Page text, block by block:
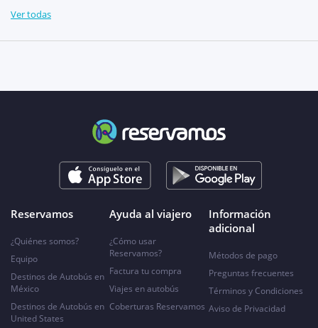
Ver todas
Reservamos
¿Quiénes somos?
Equipo
Destinos de Autobús en
México
Destinos de Autobús en
United States
Ayuda al viajero
¿Cómo usar
Reservamos?
Factura tu compra
Viajes en autobús
Coberturas Reservamos
Información
adicional
Métodos de pago
Preguntas frecuentes
Términos y Condiciones
Aviso de Privacidad